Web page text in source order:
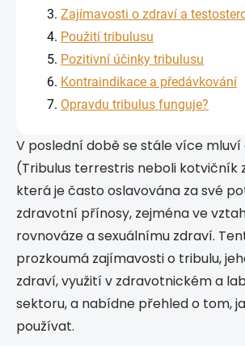
Zajímavosti o zdraví a
Použití tribulusu
Pozitivní účinky tribulusu
Kontraindikace a předávkování
Opravdu tribulus funguje?
V poslední době se stále více mluví
(Tribulus terrestris neboli kotvičník
která je často oslavována za své
zdravotní přínosy, zejména ve
rovnováze a sexuálnímu zdraví.
prozkoumá zajímavosti o tribulu,
zdraví, využití v zdravotnickém a
sektoru, a nabídne přehled o tom,
používat.